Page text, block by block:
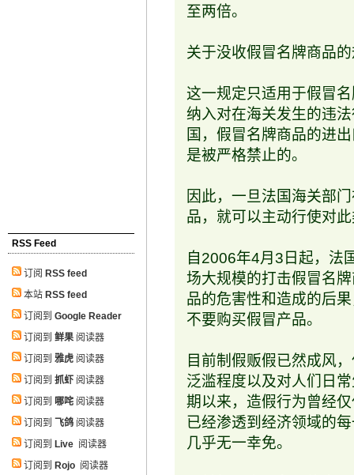
至两倍。
关于没收假冒名牌商品
这一规定只适用于假冒
纳入对在海关发生的违
国，假冒名牌商品的进
是被严格禁止的。
因此，一旦法国海关部
品，就可以主动行使对
自2006年4月3日起，法
场大规模的打击假冒名
品的危害性和造成的后
不要购买假冒产品。
目前制假贩假已然成风
泛滥程度以及对人们日
期以来，造假行为曾经
已经渗透到经济领域的
几乎无一幸免。
RSS Feed
订阅 RSS feed
本站 RSS feed
订阅到 Google Reader
订阅到 鲜果 阅读器
订阅到 雅虎 阅读器
订阅到 抓虾 阅读器
订阅到 哪咤 阅读器
订阅到 飞鸽 阅读器
订阅到 Live 阅读器
订阅到 Rojo 阅读器